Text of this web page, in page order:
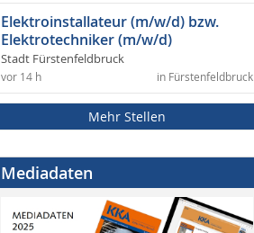
Elektroinstallateur (m/w/d) bzw.
Elektrotechniker (m/w/d)
Stadt Fürstenfeldbruck
in Fürstenfeldbruck
vor 14 h
Mehr Stellen
Mediadaten